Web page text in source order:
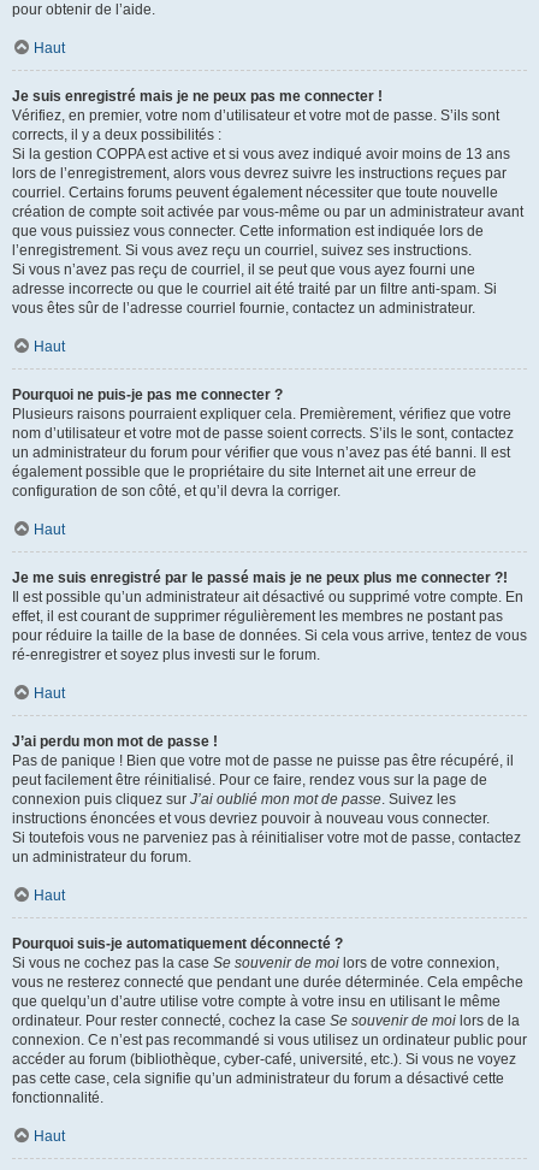
pour obtenir de l’aide.
Haut
Je suis enregistré mais je ne peux pas me connecter !
Vérifiez, en premier, votre nom d’utilisateur et votre mot de passe. S’ils sont
corrects, il y a deux possibilités :
Si la gestion COPPA est active et si vous avez indiqué avoir moins de 13 ans
lors de l’enregistrement, alors vous devrez suivre les instructions reçues par
courriel. Certains forums peuvent également nécessiter que toute nouvelle
création de compte soit activée par vous-même ou par un administrateur avant
que vous puissiez vous connecter. Cette information est indiquée lors de
l’enregistrement. Si vous avez reçu un courriel, suivez ses instructions.
Si vous n’avez pas reçu de courriel, il se peut que vous ayez fourni une
adresse incorrecte ou que le courriel ait été traité par un filtre anti-spam. Si
vous êtes sûr de l’adresse courriel fournie, contactez un administrateur.
Haut
Pourquoi ne puis-je pas me connecter ?
Plusieurs raisons pourraient expliquer cela. Premièrement, vérifiez que votre
nom d’utilisateur et votre mot de passe soient corrects. S’ils le sont, contactez
un administrateur du forum pour vérifier que vous n’avez pas été banni. Il est
également possible que le propriétaire du site Internet ait une erreur de
configuration de son côté, et qu’il devra la corriger.
Haut
Je me suis enregistré par le passé mais je ne peux plus me connecter ?!
Il est possible qu’un administrateur ait désactivé ou supprimé votre compte. En
effet, il est courant de supprimer régulièrement les membres ne postant pas
pour réduire la taille de la base de données. Si cela vous arrive, tentez de vous
ré-enregistrer et soyez plus investi sur le forum.
Haut
J’ai perdu mon mot de passe !
Pas de panique ! Bien que votre mot de passe ne puisse pas être récupéré, il
peut facilement être réinitialisé. Pour ce faire, rendez vous sur la page de
connexion puis cliquez sur J’ai oublié mon mot de passe. Suivez les
instructions énoncées et vous devriez pouvoir à nouveau vous connecter.
Si toutefois vous ne parveniez pas à réinitialiser votre mot de passe, contactez
un administrateur du forum.
Haut
Pourquoi suis-je automatiquement déconnecté ?
Si vous ne cochez pas la case Se souvenir de moi lors de votre connexion,
vous ne resterez connecté que pendant une durée déterminée. Cela empêche
que quelqu’un d’autre utilise votre compte à votre insu en utilisant le même
ordinateur. Pour rester connecté, cochez la case Se souvenir de moi lors de la
connexion. Ce n’est pas recommandé si vous utilisez un ordinateur public pour
accéder au forum (bibliothèque, cyber-café, université, etc.). Si vous ne voyez
pas cette case, cela signifie qu’un administrateur du forum a désactivé cette
fonctionnalité.
Haut